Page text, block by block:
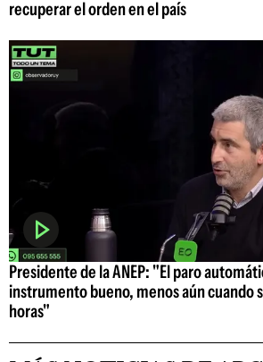
recuperar el orden en el país
Presidente de la ANEP: "El paro
instrumento bueno, menos aún cuando
horas"